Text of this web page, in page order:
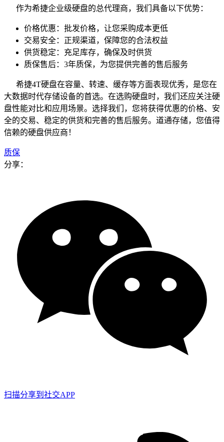
作为希捷企业级硬盘的总代理商，我们具备以下优势：
价格优惠：批发价格，让您采购成本更低
交易安全：正规渠道，保障您的合法权益
供货稳定：充足库存，确保及时供货
质保售后：3年质保，为您提供完善的售后服务
希捷4T硬盘在容量、转速、缓存等方面表现优秀，是您在
大数据时代存储设备的首选。在选购硬盘时，我们还应关注硬
盘性能对比和应用场景。选择我们，您将获得优惠的价格、安
全的交易、稳定的供货和完善的售后服务。道通存储，您值得
信赖的硬盘供应商！
质保
分享：
扫描分享到社交APP